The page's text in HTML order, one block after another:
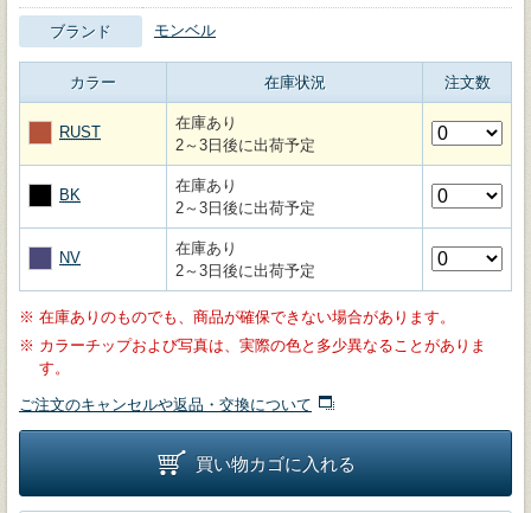
ブランド モンベル
カラー 在庫状況 注文数
RUST
在庫あり
2～3日後に出荷予定
BK
在庫あり
2～3日後に出荷予定
NV
在庫あり
2～3日後に出荷予定
※ 在庫ありのものでも、商品が確保できない場合があります。
※ カラーチップおよび写真は、実際の色と多少異なることがありま
す。
ご注文のキャンセルや返品・交換について
買い物カゴに入れる